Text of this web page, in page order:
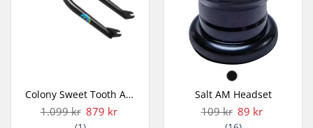
Colony Sweet Tooth Alex Hiam 18" BMX Forgaffel
1.099 kr 879 kr
Salt AM Headset
109 kr 89 kr